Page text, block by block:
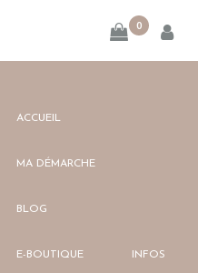
0
ACCUEIL
MA DÉMARCHE
BLOG
E-BOUTIQUE INFOS